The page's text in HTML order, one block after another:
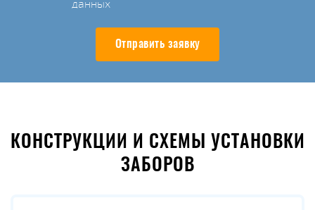
данных
Отправить заявку
КОНСТРУКЦИИ И СХЕМЫ УСТАНОВКИ
ЗАБОРОВ